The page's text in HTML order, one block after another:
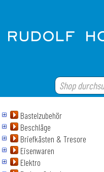
Bastelzubehör
Beschläge
Briefkästen & Tresore
Eisenwaren
Elektro